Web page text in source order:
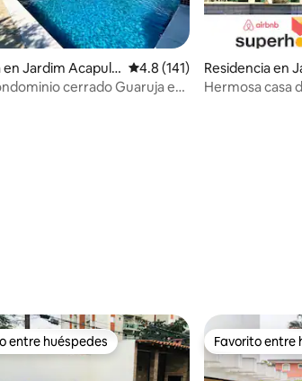
de 5; 154 evaluaciones
en Jardim Acapulc
Calificación promedio: 4.8
4.8 (141)
cerrado Guaruja en
Residencia en
co
Hermosa casa
en Favorito entre huéspedes
entre huéspedes Favorito entre
Favorito entre